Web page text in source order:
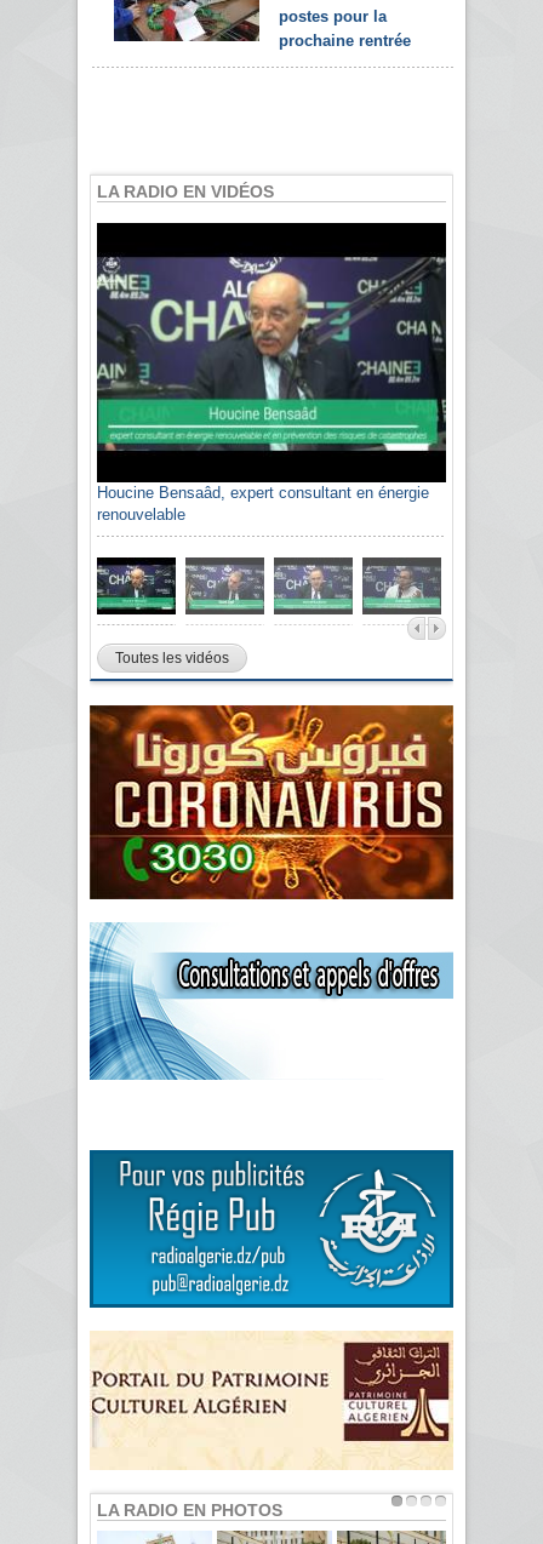
postes pour la
prochaine rentrée
LA RADIO EN VIDÉOS
Houcine Bensaâd, expert consultant en énergie
renouvelable
Toutes les vidéos
LA RADIO EN PHOTOS